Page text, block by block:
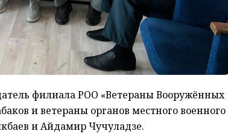
филиала РОО «Ветераны Вооружённых
и ветераны органов местного военного
и Айдамир Чучуладзе.